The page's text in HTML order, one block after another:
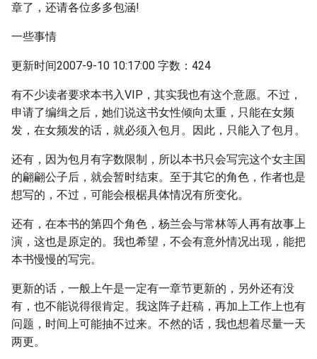
章了，还请各位多多包涵!
一些事情
更新时间2007-9-10 10:17:00 字数：424
有不少读者要求本书入VIP，其实我也有这个意愿。不过，
申请了编缉之后，她们说这书女性倾向太重，只能在女频
发，在女频发的话，就必须入包月。因此，只能入了包月。
还有，因为包月有字数限制，所以本书只会写完这个女主国
的翩翩公子后，就会暂时结束。至于其它的角色，作者也是
想写的，不过，可能会根椐具体情况有所变化。
还有，在本书的第四个角色，杨兰会与常林等人再有故事上
演，这也是原定的。我也希望，不会有意外情况出现，能把
本书慢慢的写完。
更新的话，一般上午是一定有一章节更新的，另外还有没
有，也不能说得很肯定。我这阵子赶稿，再加上工作上也有
问题，时间上可能抽不过来。不然的话，我也想着尽量一天
两更。